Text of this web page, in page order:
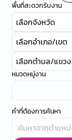
พื้นที่สะดวกรับงาน
เลือกจังหวัด
เลือกอำเภอ/เขต
เลือกตำบล/แขวง
หมวดหมู่งาน
คำที่ต้องการค้นหา